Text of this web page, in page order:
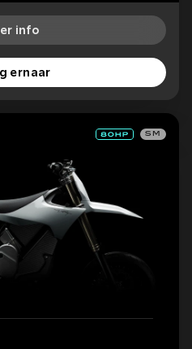
info
ernaar
SM